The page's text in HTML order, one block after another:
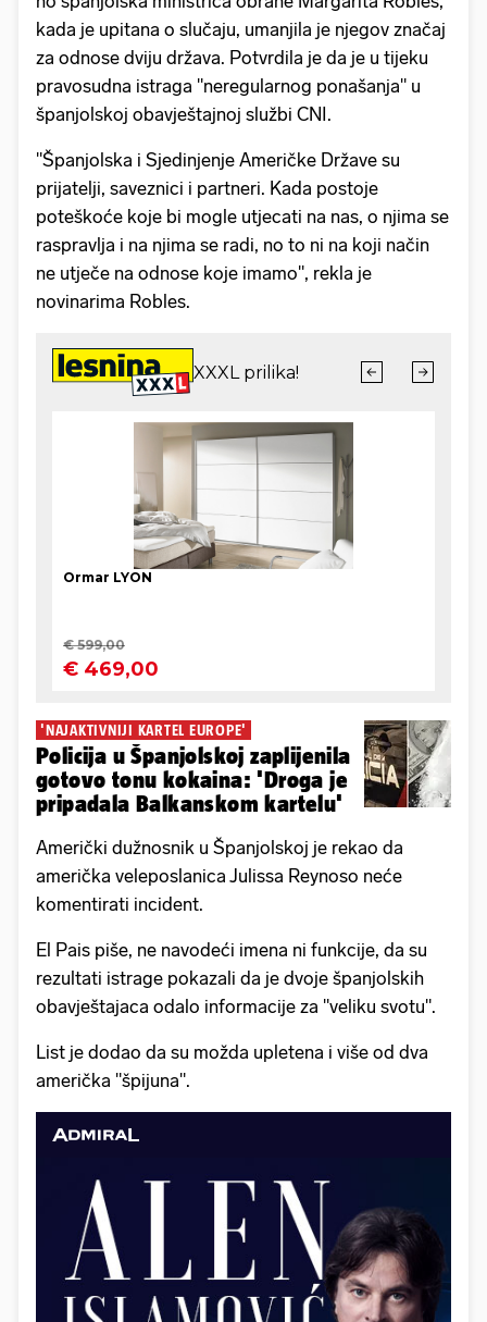
kada je upitana o slučaju, umanjila je njegov značaj
za odnose dviju država. Potvrdila je da je u tijeku
pravosudna istraga "neregularnog ponašanja" u
španjolskoj obavještajnoj službi CNI.
"Španjolska i Sjedinjenje Američke Države su
prijatelji, saveznici i partneri. Kada postoje
poteškoće koje bi mogle utjecati na nas, o njima se
raspravlja i na njima se radi, no to ni na koji način
ne utječe na odnose koje imamo", rekla je
novinarima Robles.
'NAJAKTIVNIJI KARTEL EUROPE'
Policija u Španjolskoj zaplijenila
gotovo tonu kokaina: 'Droga je
pripadala Balkanskom kartelu'
Američki dužnosnik u Španjolskoj je rekao da
američka veleposlanica Julissa Reynoso neće
komentirati incident.
El Pais piše, ne navodeći imena ni funkcije, da su
rezultati istrage pokazali da je dvoje španjolskih
obavještajaca odalo informacije za "veliku svotu".
List je dodao da su možda upletena i više od dva
američka "špijuna".